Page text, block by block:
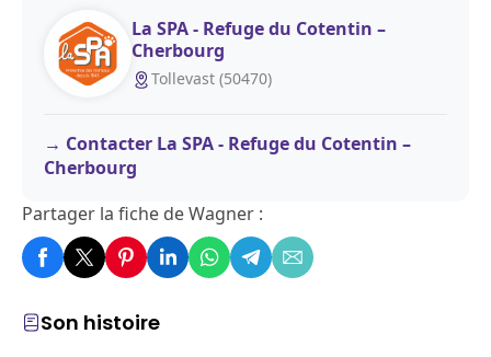
Son histoire
La SPA - Refuge du Cotentin –
Cherbourg
Tollevast (50470)
Contacter La SPA - Refuge du Cotentin –
Cherbourg
Partager la fiche de Wagner :